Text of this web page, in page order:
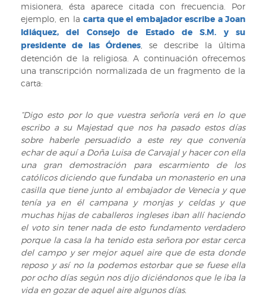
misionera, ésta aparece citada con frecuencia. Por
ejemplo, en lacarta que el embajador escribe a Joan
Idiáquez, del Consejo de Estado de S.M. y su
presidente de las Órdenes , se describe la última
detención de la religiosa. A continuación ofrecemos
una transcripción normalizada de un fragmento de la
carta:
“Digo esto por lo que vuestra señoría verá en lo que
escribo a su Majestad que nos ha pasado estos días
sobre haberle persuadido a este rey que convenía
echar de aquí a Doña Luisa de Carvajal y hacer con ella
una gran demostración para escarmiento de los
católicos diciendo que fundaba un monasterio en una
casilla que tiene junto al embajador de Venecia y que
tenía ya en él campana y monjas y celdas y que
muchas hijas de caballeros ingleses iban allí haciendo
el voto sin tener nada de esto fundamento verdadero
porque la casa la ha tenido esta señora por estar cerca
del campo y ser mejor aquel aire que de esta donde
reposo y así no la podemos estorbar que se fuese ella
por ocho días según nos dijo diciéndonos que le iba la
vida en gozar de aquel aire algunos días.